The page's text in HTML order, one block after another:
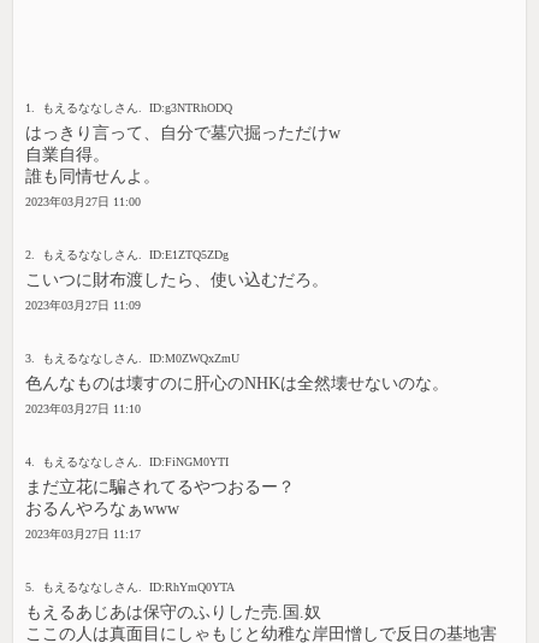
1. もえるななしさん. ID:g3NTRhODQ
はっきり言って、自分で墓穴掘っただけw
自業自得。
誰も同情せんよ。
2023年03月27日 11:00
2. もえるななしさん. ID:E1ZTQ5ZDg
こいつに財布渡したら、使い込むだろ。
2023年03月27日 11:09
3. もえるななしさん. ID:M0ZWQxZmU
色んなものは壊すのに肝心のNHKは全然壊せないのな。
2023年03月27日 11:10
4. もえるななしさん. ID:FiNGM0YTI
まだ立花に騙されてるやつおるー？
おるんやろなぁwww
2023年03月27日 11:17
5. もえるななしさん. ID:RhYmQ0YTA
もえるあじあは保守のふりした売.国.奴
ここの人は真面目にしゃもじと幼稚な岸田憎しで反日の基地害